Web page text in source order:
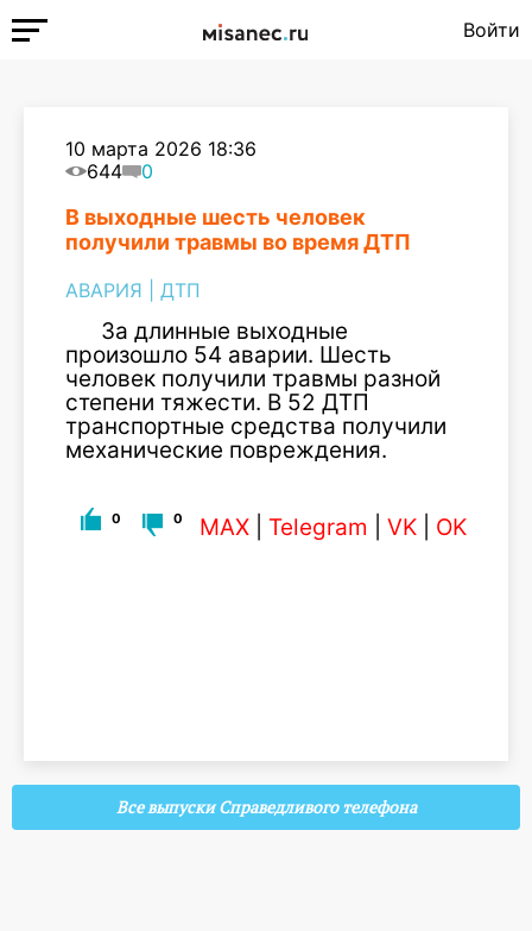
Войти
10 марта 2026 18:36
644
0
В выходные шесть человек
получили травмы во время ДТП
АВАРИЯ ДТП
За длинные выходные
произошло 54 аварии. Шесть
человек получили травмы разной
степени тяжести. В 52 ДТП
транспортные средства получили
механические повреждения.
0 0 MAX Telegram VK OK
Все выпуски Справедливого телефона